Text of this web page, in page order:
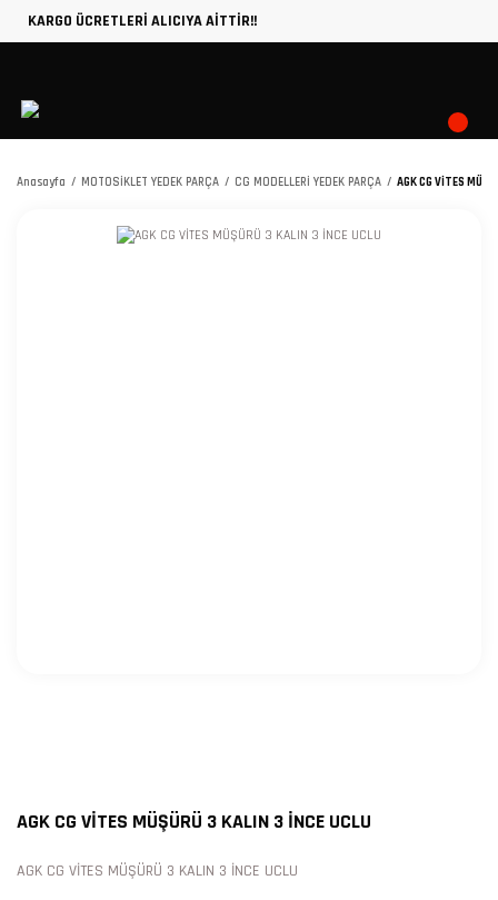
KARGO ÜCRETLERİ ALICIYA AİTTİR!!
Anasayfa MOTOSİKLET YEDEK PARÇA CG MODELLERİ YEDEK PARÇA AGK CG VİTES
AGK CG VİTES MÜŞÜRÜ 3 KALIN 3 İNCE UCLU
AGK CG VİTES MÜŞÜRÜ 3 KALIN 3 İNCE UCLU